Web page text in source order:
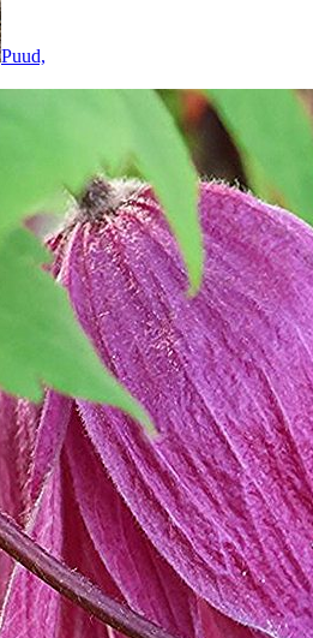
Puud,